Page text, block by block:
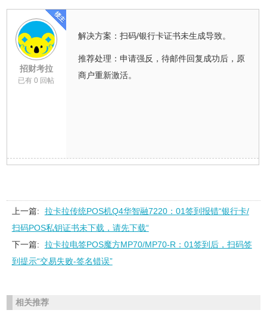
招财考拉
已有 0 回帖
解决方案：扫码/银行卡证书未生成导致。
推荐处理：申请强反，待邮件回复成功后，原
商户重新激活。
上一篇:
拉卡拉传统POS机Q4华智融7220：01签到报错“银行卡/
扫码POS私钥证书未下载，请先下载“
下一篇:
拉卡拉电签POS魔方MP70/MP70-R：01签到后，扫码签
到提示“交易失败-签名错误”
相关推荐